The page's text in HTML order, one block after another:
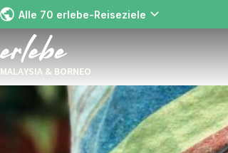
Alle 70 erlebe-Reiseziele
MALAYSIA & BORNEO